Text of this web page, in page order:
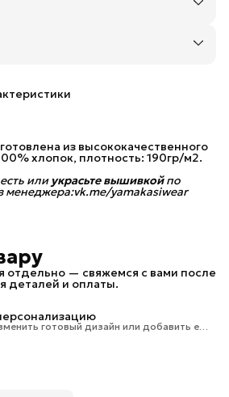
СБП или наличными
выдачи или до двери: Яндекс,
в пункты выдачи заказов
бесплатная доставка в пункты
от 20 000 рублей
бесплатная доставка Почтой
из высококачественного
хлопок, плотность: 190гр/м2.
или украсьте вышивкой по
менеджера:vk.me/yamakasiwear
отдельно — свяжемся с вами после
деталей и оплаты.
готовый дизайн или добавить еще
на изделие.